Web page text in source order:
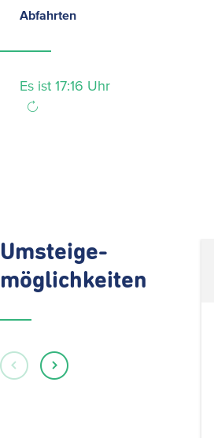
Abfahrten
Es ist 17:16 Uhr
Umsteige-
möglichkeiten